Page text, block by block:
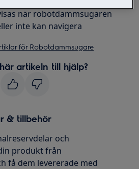
när robotdammsugaren
inte kan navigera
för Robotdammsugare
artikeln till hjälp?
& tillbehör
och
produkt från
få dem levererade med